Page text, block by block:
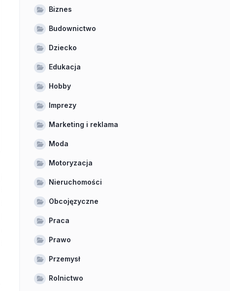
Biznes
Budownictwo
Dziecko
Edukacja
Hobby
Imprezy
Marketing i reklama
Moda
Motoryzacja
Nieruchomości
Obcojęzyczne
Praca
Prawo
Przemysł
Rolnictwo